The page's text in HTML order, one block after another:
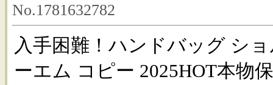
No.1781632782
入手困難！ハンドバッグ シ
ーエム コピー 2025HOT本物